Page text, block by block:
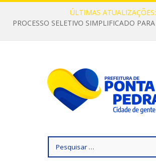
ÚLTIMAS ATUALIZAÇÕES:
por: